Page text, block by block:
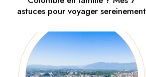
astuces pour voyager sereinement